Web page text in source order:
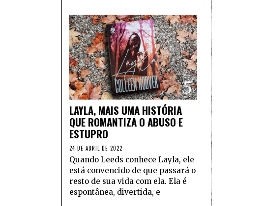
5
LAYLA, MAIS UMA HISTÓRIA
QUE ROMANTIZA O ABUSO E
ESTUPRO
24 DE ABRIL DE 2022
Quando Leeds conhece Layla, ele
está convencido de que passará o
resto de sua vida com ela. Ela é
espontânea, divertida, e